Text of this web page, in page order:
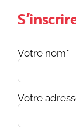
Votre nom*
Votre